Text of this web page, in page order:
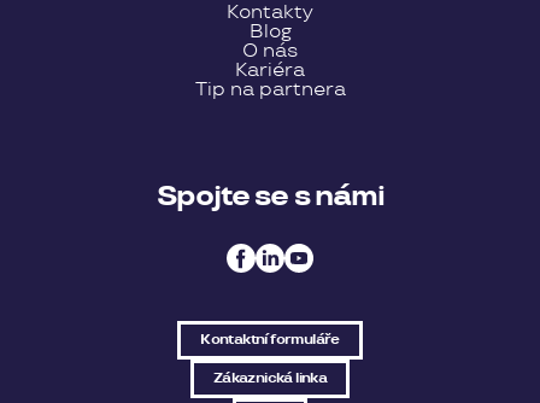
Kontakty
Blog
O nás
Kariéra
Tip na partnera
Spojte se s námi
Kontaktní formuláře
Zákaznická linka